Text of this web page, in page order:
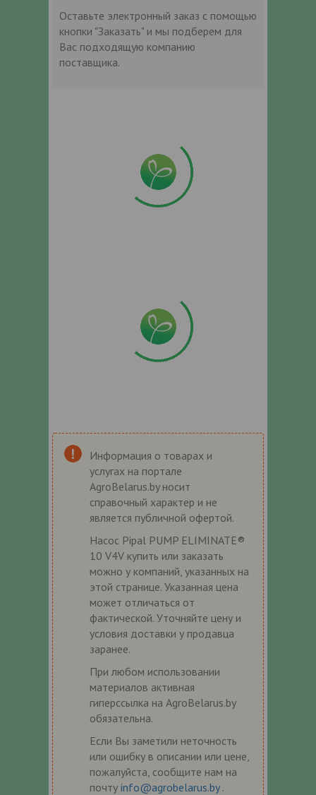
Оставьте электронный заказ с помощью
кнопки "Заказать" и мы подберем для
Вас подходящую компанию
поставщика.
Информация о товарах и
услугах на портале
AgroBelarus.by носит
справочный характер и не
является публичной офертой.
Насос Pipal PUMP ELIMINATE®
10 V4V купить или заказать
можно у компаний, указанных на
этой странице. Указанная цена
может отличаться от
фактической. Уточняйте цену и
условия доставки у продавца
заранее.
При любом использовании
материалов активная
гиперссылка на AgroBelarus.by
обязательна.
Если Вы заметили неточность
или ошибку в описании или цене,
пожалуйста, сообщите нам на
почту info@agrobelarus.by .